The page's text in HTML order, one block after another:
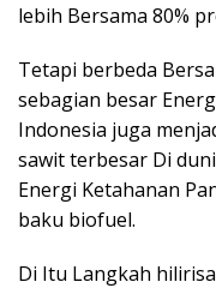
lebih Bersama 80%
Tetapi berbeda
sebagian besar
Indonesia juga
sawit terbesar Di
Energi Ketahanan
baku biofuel.
Di Itu Langkah